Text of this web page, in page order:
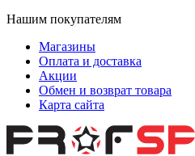
Нашим покупателям
Магазины
Оплата и доставка
Акции
Обмен и возврат товара
Карта сайта